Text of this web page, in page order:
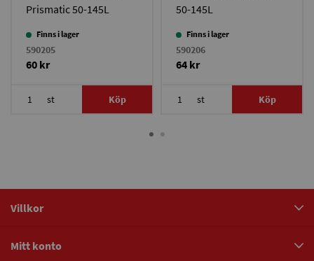
Prismatic 50-145L
Finns i lager
590205
60 kr
st Köp
50-145L
Finns i lager
590206
64 kr
st Köp
Villkor
Mitt konto